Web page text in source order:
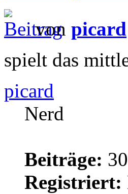
von picard
spielt das
picard
Nerd
Beiträge: 30
Registriert: